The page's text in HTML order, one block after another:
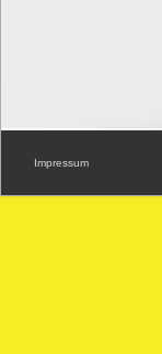
Impressum